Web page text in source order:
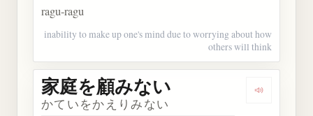
ragu-ragu
inability to make up one's mind due to worrying about how
others will think
Dengarkan
家庭を顧みない
かていをかえりみない